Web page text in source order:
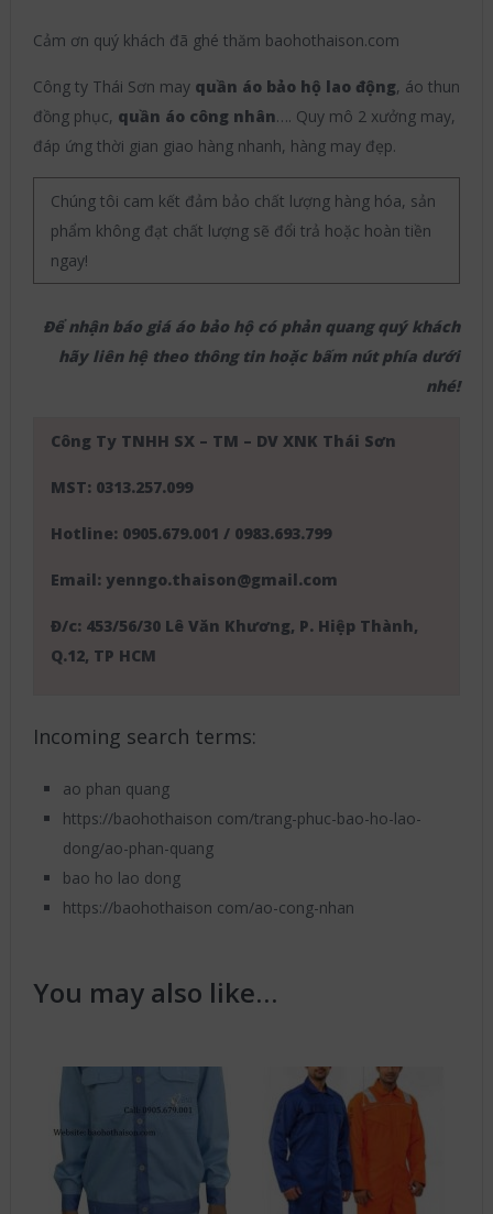
Cảm ơn quý khách đã ghé thăm baohothaison.com
Công ty Thái Sơn may quần áo bảo hộ lao động, áo thun
đồng phục, quần áo công nhân…. Quy mô 2 xưởng may,
đáp ứng thời gian giao hàng nhanh, hàng may đẹp.
Chúng tôi cam kết đảm bảo chất lượng hàng hóa, sản
phẩm không đạt chất lượng sẽ đổi trả hoặc hoàn tiền
ngay!
Để nhận báo giá áo bảo hộ có phản quang quý khách
hãy liên hệ theo thông tin hoặc bấm nút phía dưới
nhé!
Công Ty TNHH SX – TM – DV XNK Thái Sơn
MST: 0313.257.099
Hotline: 0905.679.001 / 0983.693.799
Email: yenngo.thaison@gmail.com
Đ/c: 453/56/30 Lê Văn Khương, P. Hiệp Thành,
Q.12, TP HCM
Incoming search terms:
ao phan quang
https://baohothaison com/trang-phuc-bao-ho-lao-
dong/ao-phan-quang
bao ho lao dong
https://baohothaison com/ao-cong-nhan
You may also like…